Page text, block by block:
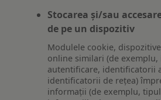
Stocarea și/sau
de pe un dispozitiv
Modulele cookie,
online similari (de
autentificare, identificatorii
identificatorii de rețea)
informații (de exemplu,